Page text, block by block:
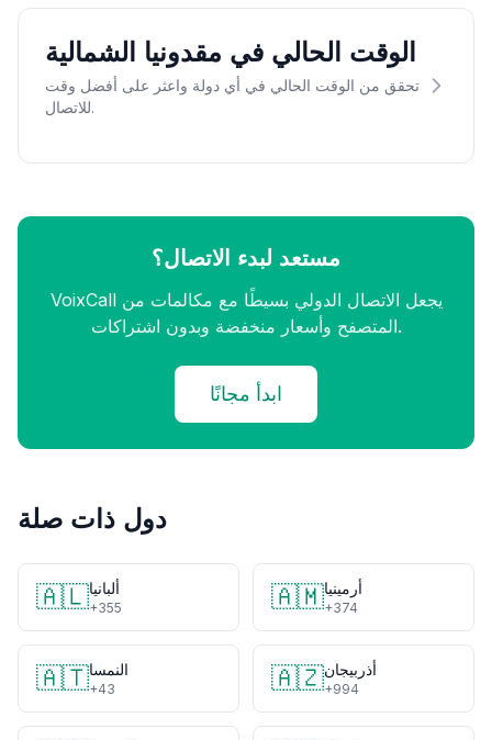
الوقت الحالي في مقدونيا الشمالية
تحقق من الوقت الحالي في أي دولة واعثر على أفضل وقت
للاتصال.
مستعد لبدء الاتصال؟
VoixCall يجعل الاتصال الدولي بسيطًا مع مكالمات من
المتصفح وأسعار منخفضة وبدون اشتراكات.
ابدأ مجانًا
دول ذات صلة
🇦🇱ألبانيا
+355 🇦🇲أرمينيا
+374
🇦🇹النمسا
+43 🇦🇿أذربيجان
+994